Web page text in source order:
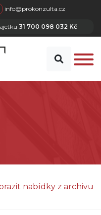
info@prokonzulta.cz
31 700 098 032 Kč
nabídky z archivu